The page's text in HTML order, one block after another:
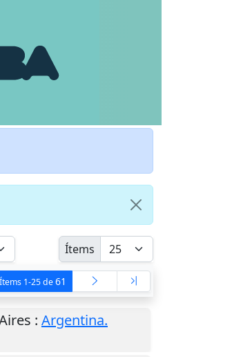
Ítems
Ítems 1-25 de61
: Argentina.